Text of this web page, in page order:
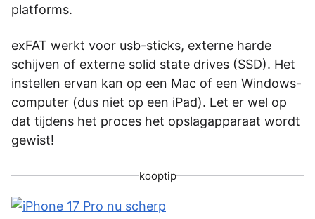
platforms.
exFAT werkt voor usb-sticks, externe harde
schijven of externe solid state drives (SSD). Het
instellen ervan kan op een Mac of een Windows-
computer (dus niet op een iPad). Let er wel op
dat tijdens het proces het opslagapparaat wordt
gewist!
kooptip